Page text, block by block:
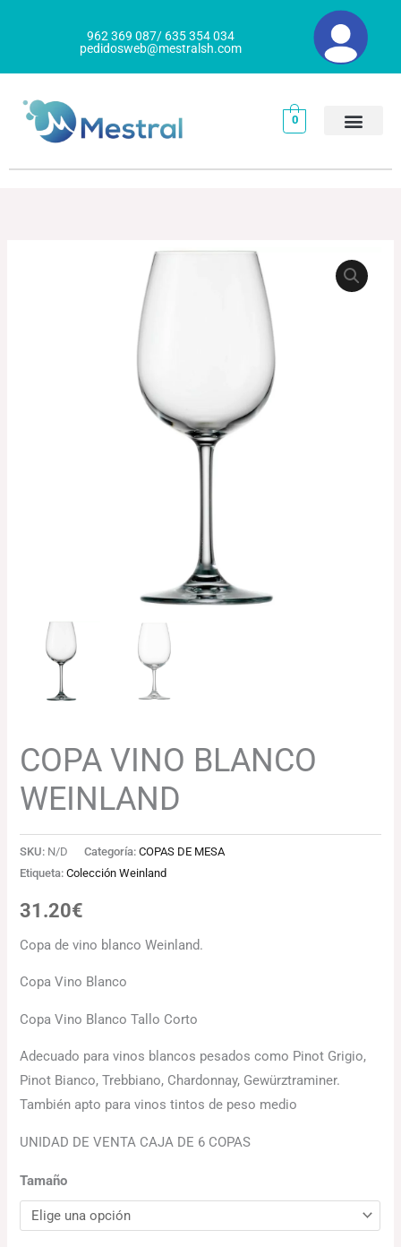
962 369 087/ 635 354 034
pedidosweb@mestralsh.com
0
COPA VINO BLANCO
WEINLAND
SKU: N/D Categoría:COPAS DE MESA
Etiqueta:Colección Weinland
31.20€
Copa de vino blanco Weinland.
Copa Vino Blanco
Copa Vino Blanco Tallo Corto
Adecuado para vinos blancos pesados ​​como Pinot Grigio,
Pinot Bianco, Trebbiano, Chardonnay, Gewürztraminer.
También apto para vinos tintos de peso medio
UNIDAD DE VENTA CAJA DE 6 COPAS
Tamaño